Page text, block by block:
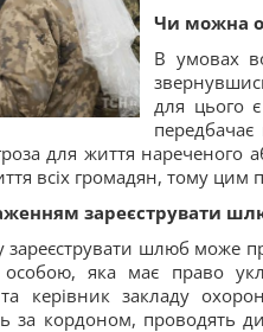
Чи можна
В умовах
для цього є
для життя
всіх громадян, тому
зареєструвати
шлюб може
особою, яка має право
керівник закладу
за кордоном, проводять